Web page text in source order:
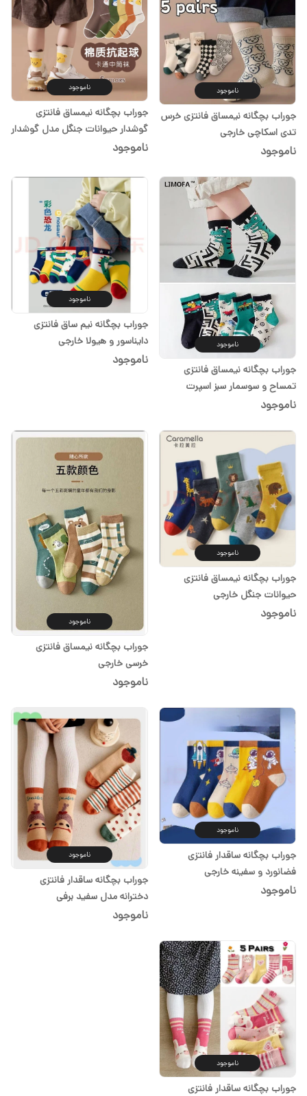
ناموجود
جوراب بچگانه نیمساق فانتزی خرس
تدی اسکاچی خارجی
ناموجود
ناموجود
جوراب بچگانه نیمساق فانتزی
گوشدار حیوانات جنگل مدل گوشدار
خارجی
ناموجود
ناموجود
جوراب بچگانه نیمساق فانتزی
تمساح و سوسمار سبز اسپرت
خارجی
ناموجود
ناموجود
جوراب بچگانه نیم ساق فانتزی
دایناسور و هیولا خارجی
ناموجود
ناموجود
جوراب بچگانه نیمساق فانتزی
حیوانات جنگل خارجی
ناموجود
ناموجود
جوراب بچگانه نیمساق فانتزی
خرسی خارجی
ناموجود
ناموجود
جوراب بچگانه ساقدار فانتزی
فضانورد و سفینه خارجی
ناموجود
ناموجود
جوراب بچگانه ساقدار فانتزی
دخترانه مدل سفید برفی
ناموجود
ناموجود
جوراب بچگانه ساقدار فانتزی